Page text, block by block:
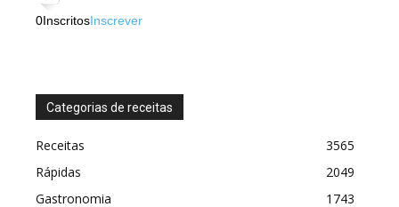
0InscritosInscrever
Categorias de receitas
Receitas
3565
Rápidas
2049
Gastronomia
1743